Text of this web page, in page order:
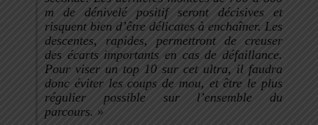
m de dénivelé positif seront décisives et
risquent bien d’être délicates à enchaîner. Les
descentes, rapides, permettront de creuser
des écarts importants en cas de défaillance.
Pour viser un top 10 sur cet ultra, il faudra
donc éviter les coups de mou, et être le plus
régulier possible sur l’ensemble du
parcours. »